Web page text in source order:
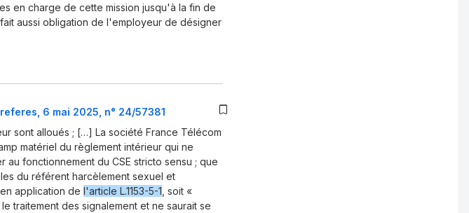
en charge de cette mission jusqu'à la fin de
fait aussi obligation de l'employeur de désigner
6 mai 2025, n° 24/57381
sont alloués ; […] La société France Télécom
matériel du règlement intérieur qui ne
au fonctionnement du CSE stricto sensu ; que
du référent harcèlement sexuel et
application de l'article L.1153-5-1 , soit «
traitement des signalement et ne saurait se